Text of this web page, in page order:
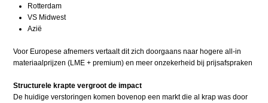
Rotterdam
VS Midwest
Azië
Voor Europese afnemers vertaalt dit zich doorgaans naar hogere all-in
materiaalprijzen (LME + premium) en meer onzekerheid bij prijsafspraken
Structurele krapte vergroot de impact
De huidige verstoringen komen bovenop een markt die al krap was door